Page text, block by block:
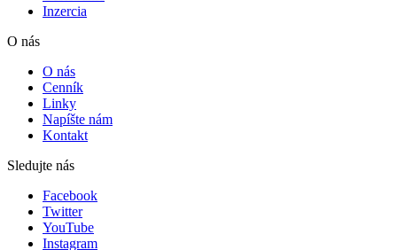
Inzercia
O nás
O nás
Cenník
Linky
Napíšte nám
Kontakt
Sledujte nás
Facebook
Twitter
YouTube
Instagram